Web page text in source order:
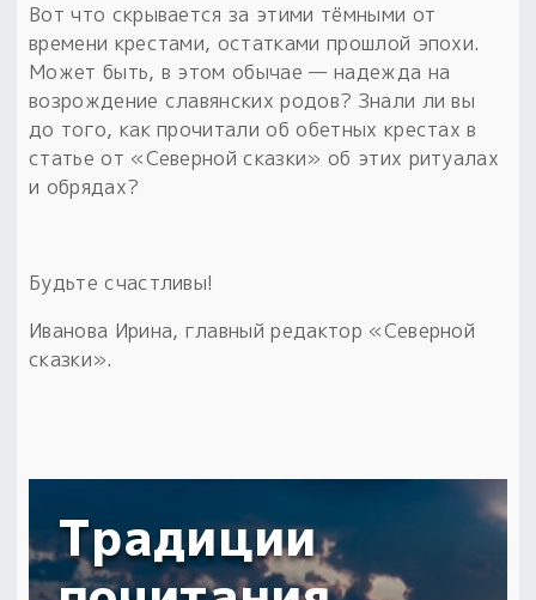
Вот что скрывается за этими тёмными от
времени крестами, остатками прошлой эпохи.
Может быть, в этом обычае — надежда на
возрождение славянских родов? Знали ли вы
до того, как прочитали об обетных крестах в
статье от «Северной сказки» об этих ритуалах
и обрядах?
Будьте счастливы!
Иванова Ирина, главный редактор «Северной
сказки».
Традиции